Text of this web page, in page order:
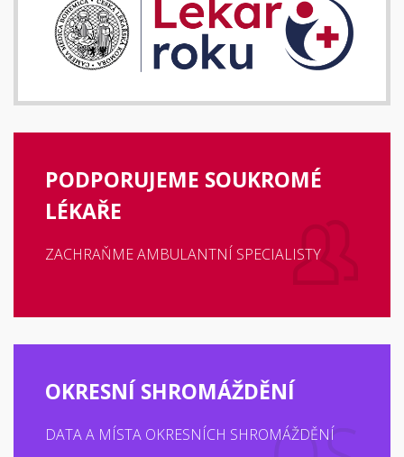
PODPORUJEME SOUKROMÉ
LÉKAŘE
ZACHRAŇME AMBULANTNÍ SPECIALISTY
OKRESNÍ SHROMÁŽDĚNÍ
DATA A MÍSTA OKRESNÍCH SHROMÁŽDĚNÍ